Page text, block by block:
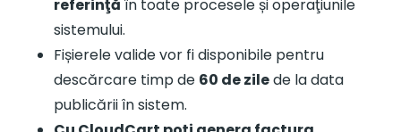
referinţă în toate procesele și operaţiunile
sistemului.
Fișierele valide vor fi disponibile pentru
descărcare timp de 60 de zilede la data
publicării în sistem.